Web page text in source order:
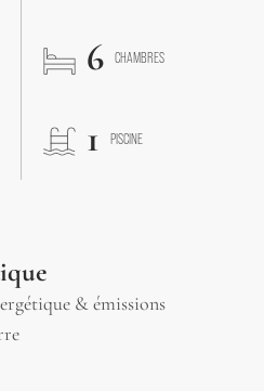
6 CHAMBRES
1 PISCINE
& émissions